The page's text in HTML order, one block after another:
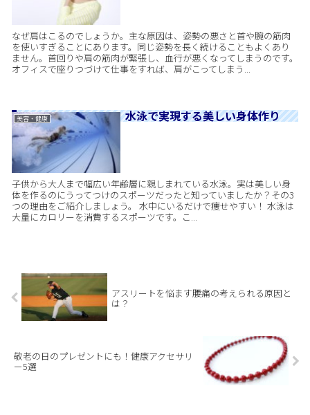
なぜ肩はこるのでしょうか。主な原因は、姿勢の悪さと首や腕の筋肉
を使いすぎることにあります。同じ姿勢を長く続けることもよくあり
ません。首回りや肩の筋肉が緊張し、血行が悪くなってしまうのです。
オフィスで座りつづけて仕事をすれば、肩がこってしまう...
美容・健康 水泳で実現する美しい身体作り
子供から大人まで幅広い年齢層に親しまれている水泳。実は美しい身
体を作るのにうってつけのスポーツだったと知っていましたか？その3
つの理由をご紹介しましょう。 水中にいるだけで痩せやすい！ 水泳は
大量にカロリーを消費するスポーツです。こ...
アスリートを悩ます腰痛の考えられる原因と
は？
敬老の日のプレゼントにも！健康アクセサリ
ー5選